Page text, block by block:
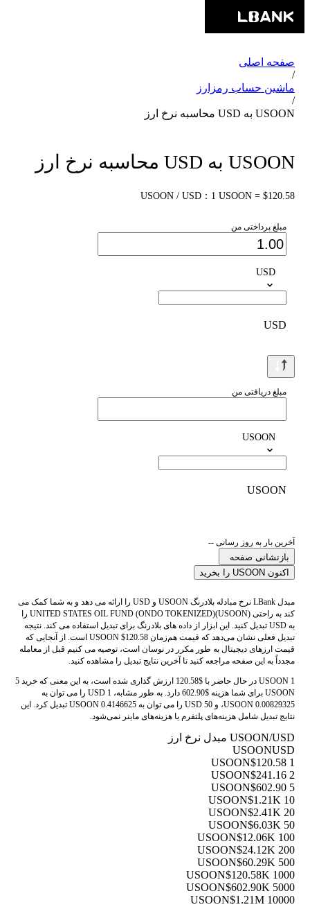
صفحه اصلی
/
ماشین حساب رمزارز
/
USOON به USD محاسبه نرخ ارز
USOON به USD محاسبه نرخ ارز
USOON / USD：1 USOON = $120.58
مبلغ پرداختی من
USD
USD
مبلغ دریافتی من
USOON
USOON
آخرین بار به روز رسانی --
بازنشانی صفحه
اکنون USOON را بخرید
مبدل LBank نرخ مبادله بلادرنگ USOON و USD را ارائه می دهد و به شما کمک می
کند به راحتی UNITED STATES OIL FUND (ONDO TOKENIZED)(USOON) را
به USD تبدیل کنید. این ابزار از داده های بلادرنگ برای تبدیل استفاده می کند. نتیجه
تبدیل فعلی نشان می‌دهد که قیمت هم‌زمان USOON $120.58 است. از آنجایی که
قیمت ارزهای دیجیتال به طور مکرر در نوسان است، توصیه می کنیم قبل از معامله
مجدداً به این صفحه مراجعه کنید تا آخرین نتایج تبدیل را مشاهده کنید.
1 USOON در حال حاضر با $120.58 ارزش گذاری شده است، به این معنی که خرید 5
USOON برای شما هزینه $602.90 دارد. به طور مشابه، 1 USD را می توان به
0.00829325 USOON، و 50 USD را می توان به 0.4146625 USOON تبدیل کرد. این
نتایج تبدیل شامل هزینه‌های پلتفرم یا هزینه‌های ماینر نمی‌شود.
USOON/USD مبدل نرخ ارز
USOONUSD
1 USOON
$120.58
2 USOON
$241.16
5 USOON
$602.90
10 USOON
$1.21K
20 USOON
$2.41K
50 USOON
$6.03K
100 USOON
$12.06K
200 USOON
$24.12K
500 USOON
$60.29K
1000 USOON
$120.58K
5000 USOON
$602.90K
10000 USOON
$1.21M